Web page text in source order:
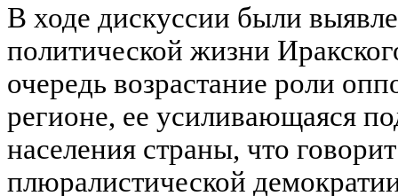
В ходе дискуссии были
политической жизни
очередь возрастание роли
регионе, ее усиливающаяся
населения страны, что
плюралистической